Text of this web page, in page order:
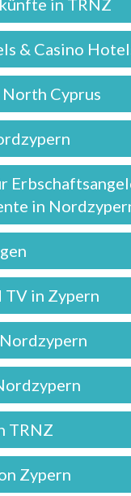
in TRNZ
& Casino
Cyprus
in
in Zypern
TRNZ
Zypern